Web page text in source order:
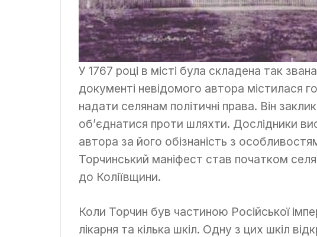
У 1767 році в місті була складена так
документі невідомого автора містилася
надати селянам політичні права. Він
об’єднатися проти шляхти. Дослідники
автора за його обізнаність з
Торчинський маніфест став початком
до Коліївщини.
Коли Торчин був частиною Російської
лікарня та кілька шкіл. Одну з цих шкіл